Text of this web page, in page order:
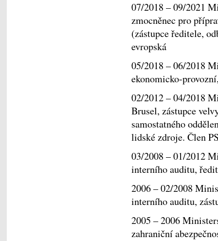
07/2018 – 09/2021
zmocněnec pro
(zástupce ředitele,
evropská
05/2018 – 06/2018
ekonomicko-
02/2012 – 04/2018
Brusel, zástupce
samostatného
lidské zdroje. Člen
03/2008 – 01/2012
interního auditu,
2006 – 02/2008
interního auditu,
2005 – 2006
zahraniční